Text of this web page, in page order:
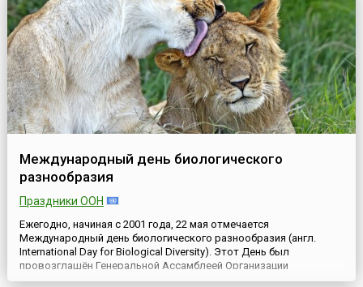
Международный день биологического
разнообразия
Праздники ООН
Ежегодно, начиная с 2001 года, 22 мая отмечается
Международный день биологического разнообразия (англ.
International Day for Biological Diversity). Этот День был
провозглашён Генеральной Ассамблеей Организации
Объединенных Наций в 1995 году в специальной резолюции (№